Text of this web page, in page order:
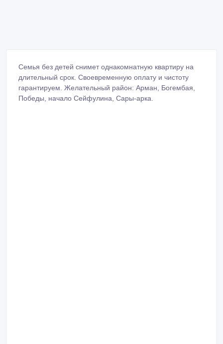
Семья без детей снимет однакомнатную квартиру на
длительный срок. Своевременную оплату и чистоту
гарантируем. Желательный район: Арман, Богембая,
Победы, начало Сейфулина, Сары-арка.